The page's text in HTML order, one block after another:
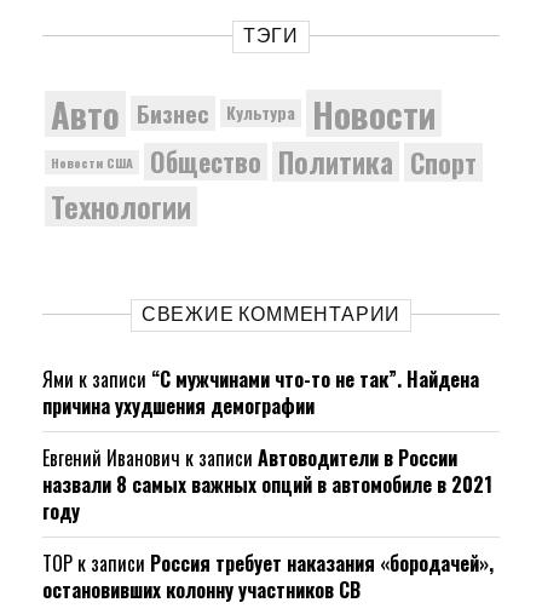
ТЭГИ
Авто Бизнес Культура Новости
Новости США Общество Политика Спорт
Технологии
СВЕЖИЕ КОММЕНТАРИИ
Ями к записи “С мужчинами что-то не так”. Найдена
причина ухудшения демографии
Евгений Иванович к записи Автоводители в России
назвали 8 самых важных опций в автомобиле в 2021
году
ТОР к записи Россия требует наказания «бородачей»,
остановивших колонну участников СВ